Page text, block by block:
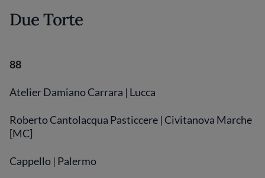
Due Torte
88
Atelier Damiano Carrara | Lucca
Roberto Cantolacqua Pasticcere | Civitanova Marche
[MC]
Cappello | Palermo